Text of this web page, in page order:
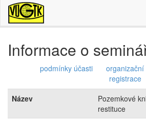
Informace o
podmínky účasti organizační
registrace
Název
Pozemkové
restituce